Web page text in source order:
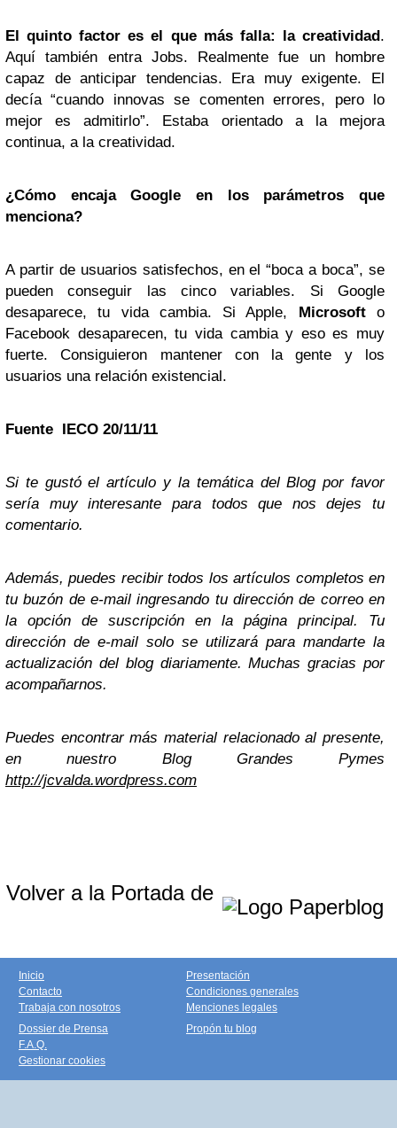
El quinto factor es el que más falla: la creatividad.
Aquí también entra Jobs. Realmente fue un hombre
capaz de anticipar tendencias. Era muy exigente. El
decía “cuando innovas se comenten errores, pero lo
mejor es admitirlo”. Estaba orientado a la mejora
continua, a la creatividad.
¿Cómo encaja Google en los parámetros que
menciona?
A partir de usuarios satisfechos, en el “boca a boca”, se
pueden conseguir las cinco variables. Si Google
desaparece, tu vida cambia. Si Apple, Microsofto
Facebook desaparecen, tu vida cambia y eso es muy
fuerte. Consiguieron mantener con la gente y los
usuarios una relación existencial.
Fuente IECO 20/11/11
Si te gustó el artículo y la temática del Blog por favor
sería muy interesante para todos que nos dejes tu
comentario.
Además, puedes recibir todos los artículos completos en
tu buzón de e-mail ingresando tu dirección de correo en
la opción de suscripción en la página principal. Tu
dirección de e-mail solo se utilizará para mandarte la
actualización del blog diariamente. Muchas gracias por
acompañarnos.
Puedes encontrar más material relacionado al presente,
en nuestro Blog Grandes Pymes
http://jcvalda.wordpress.com
Volver a la Portada de
Inicio
Contacto
Trabaja con nosotros
Presentación
Condiciones generales
Menciones legales
Dossier de Prensa
F.A.Q.
Gestionar cookies
Propón tu blog